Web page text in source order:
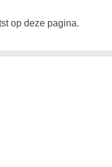
op deze pagina.